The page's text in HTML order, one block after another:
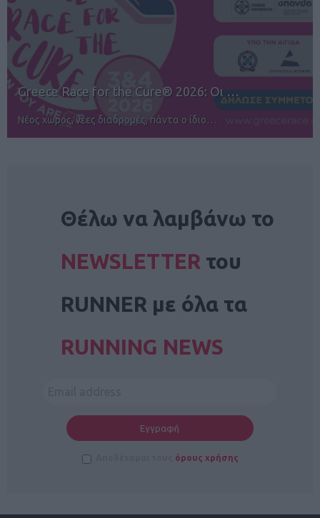
12ος TUI Rhodes Marathon: Άνοιγμα ε…
Αγώνες για όλους στην Ρόδο
Θέλω να λαμβάνω το
NEWSLETTER του
RUNNER με όλα τα
RUNNING NEWS
όρους χρήσης